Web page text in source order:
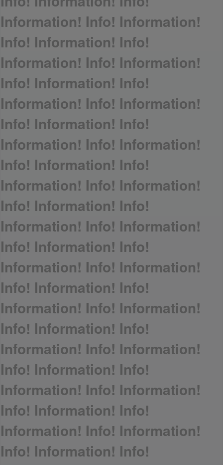
Information! Info! Information!
Info! Information! Info!
Information! Info! Information!
Info! Information! Info!
Information! Info! Information!
Info! Information! Info!
Information! Info! Information!
Info! Information! Info!
Information! Info! Information!
Info! Information! Info!
Information! Info! Information!
Info! Information! Info!
Information! Info! Information!
Info! Information! Info!
Information! Info! Information!
Info! Information! Info!
Information! Info! Information!
Info! Information! Info!
Information! Info! Information!
Info! Information! Info!
Information! Info! Information!
Info! Information! Info!